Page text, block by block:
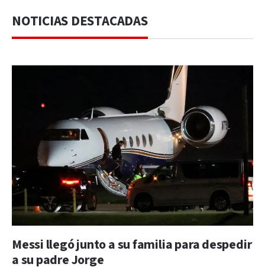
NOTICIAS DESTACADAS
Messi llegó junto a su familia para despedir
a su padre Jorge